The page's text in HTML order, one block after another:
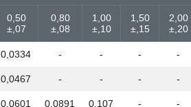
0,50
±,07
0,80
±,08
1,00
±,10
1,50
±,15
2,00
±,20
0,0334 - - - -
0,0467 - - - -
0,0601 0,0891 0,107 - -